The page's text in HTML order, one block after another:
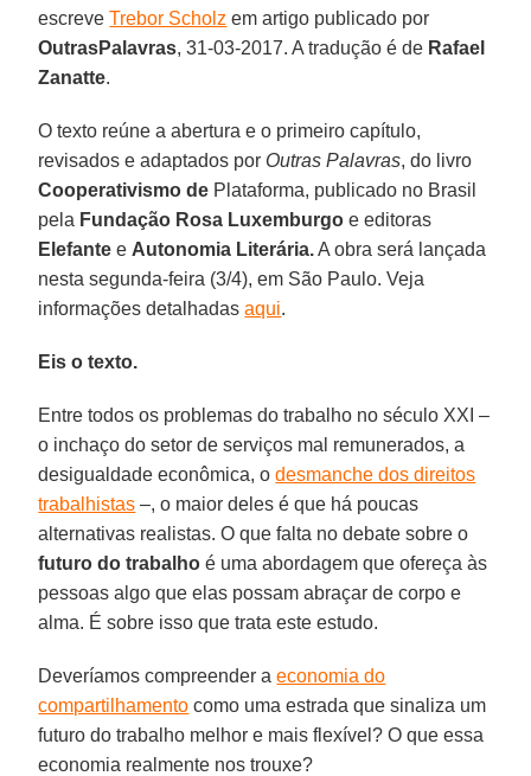
escreveTrebor Scholz em artigo publicado por
OutrasPalavras, 31-03-2017. A tradução é de Rafael
Zanatte.
O texto reúne a abertura e o primeiro capítulo,
revisados e adaptados por Outras Palavras, do livro
Cooperativismo de Plataforma, publicado no Brasil
pela Fundação Rosa Luxemburgo e editoras
Elefante e Autonomia Literária.A obra será lançada
nesta segunda-feira (3/4), em São Paulo. Veja
informações detalhadasaqui.
Eis o texto.
Entre todos os problemas do trabalho no século XXI –
o inchaço do setor de serviços mal remunerados, a
desigualdade econômica, odesmanche dos direitos
trabalhistas –, o maior deles é que há poucas
alternativas realistas. O que falta no debate sobre o
futuro do trabalho é uma abordagem que ofereça às
pessoas algo que elas possam abraçar de corpo e
alma. É sobre isso que trata este estudo.
Deveríamos compreender aeconomia do
compartilhamento como uma estrada que sinaliza um
futuro do trabalho melhor e mais flexível? O que essa
economia realmente nos trouxe?